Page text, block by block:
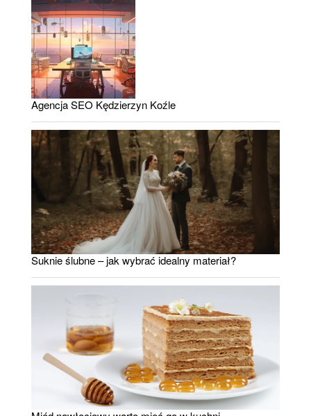
Agencja SEO Kędzierzyn Koźle
Suknie ślubne – jak wybrać idealny materiał?